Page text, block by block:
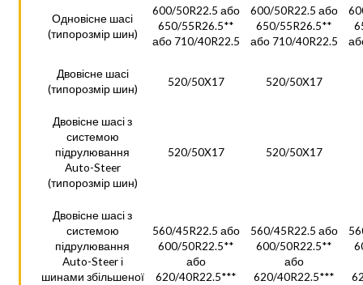
Одновісне шасі
(типорозмір шин)
600/50R22.5 або
650/55R26.5**
або 710/40R22.5
600/50R22.5 або
650/55R26.5**
або 710/40R22.5
Двовісне шасі
(типорозмір шин)
520/50X17 520/50X17
Двовісне шасі з
системою
підрулювання
Auto-Steer
(типорозмір шин)
520/50X17 520/50X17
Двовісне шасі з
системою
підрулювання
Auto-Steer і
шинами збільшеної
560/45R22.5 або
600/50R22.5**
або
620/40R22.5***
560/45R22.5 або
600/50R22.5**
або
620/40R22.5***